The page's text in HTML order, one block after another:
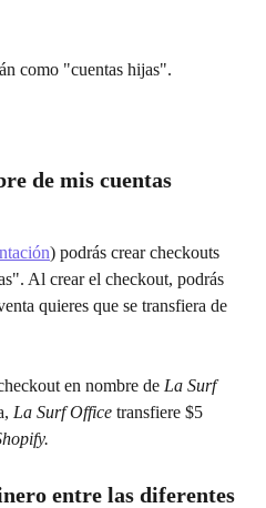
como "cuentas hijas".
de mis cuentas
) podrás crear checkouts
Al crear el checkout, podrás
quieres que se transfiera de
en nombre de La Surf
La Surf Office transfiere $5
entre las diferentes